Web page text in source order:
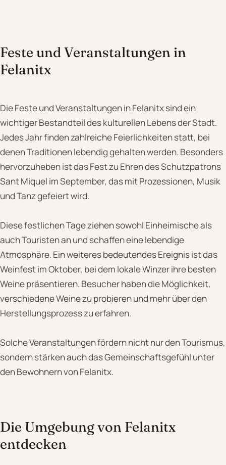
Feste und Veranstaltungen in
Felanitx
Die Feste und Veranstaltungen in Felanitx sind ein
wichtiger Bestandteil des kulturellen Lebens der Stadt.
Jedes Jahr finden zahlreiche Feierlichkeiten statt, bei
denen Traditionen lebendig gehalten werden. Besonders
hervorzuheben ist das Fest zu Ehren des Schutzpatrons
Sant Miquel im September, das mit Prozessionen, Musik
und Tanz gefeiert wird.
Diese festlichen Tage ziehen sowohl Einheimische als
auch Touristen an und schaffen eine lebendige
Atmosphäre. Ein weiteres bedeutendes Ereignis ist das
Weinfest im Oktober, bei dem lokale Winzer ihre besten
Weine präsentieren. Besucher haben die Möglichkeit,
verschiedene Weine zu probieren und mehr über den
Herstellungsprozess zu erfahren.
Solche Veranstaltungen fördern nicht nur den Tourismus,
sondern stärken auch das Gemeinschaftsgefühl unter
den Bewohnern von Felanitx.
Die Umgebung von Felanitx
entdecken